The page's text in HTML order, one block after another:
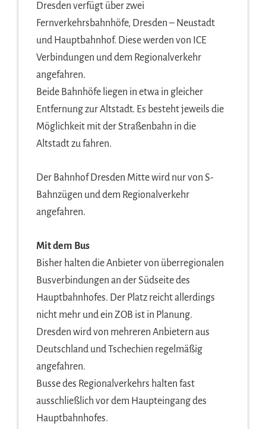
Dresden verfügt über zwei
Fernverkehrsbahnhöfe, Dresden – Neustadt
und Hauptbahnhof. Diese werden von ICE
Verbindungen und dem Regionalverkehr
angefahren.
Beide Bahnhöfe liegen in etwa in gleicher
Entfernung zur Altstadt. Es besteht jeweils die
Möglichkeit mit der Straßenbahn in die
Altstadt zu fahren.
Der Bahnhof Dresden Mitte wird nur von S-
Bahnzügen und dem Regionalverkehr
angefahren.
Mit dem Bus
Bisher halten die Anbieter von überregionalen
Busverbindungen an der Südseite des
Hauptbahnhofes. Der Platz reicht allerdings
nicht mehr und ein ZOB ist in Planung.
Dresden wird von mehreren Anbietern aus
Deutschland und Tschechien regelmäßig
angefahren.
Busse des Regionalverkehrs halten fast
ausschließlich vor dem Haupteingang des
Hauptbahnhofes.